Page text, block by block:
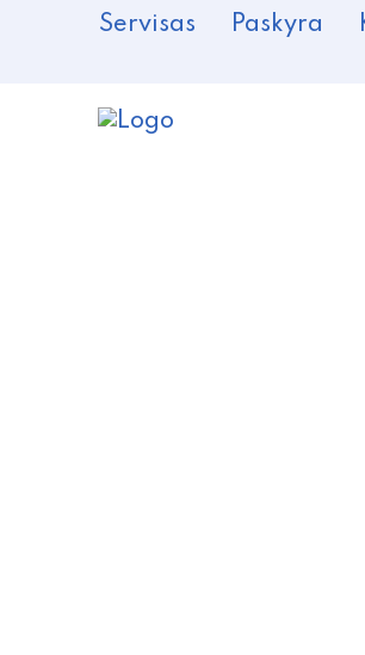
Servisas Paskyra